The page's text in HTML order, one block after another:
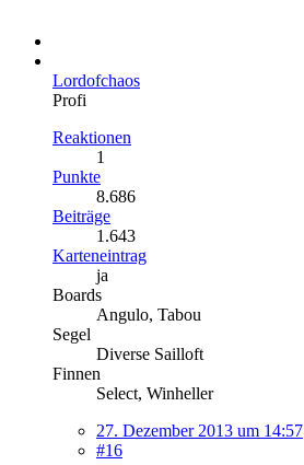
Lordofchaos
Profi
Reaktionen
1
Punkte
8.686
Beiträge
1.643
Karteneintrag
ja
Boards
Angulo, Tabou
Segel
Diverse Sailloft
Finnen
Select, Winheller
27. Dezember 2013 um 14:57
#16